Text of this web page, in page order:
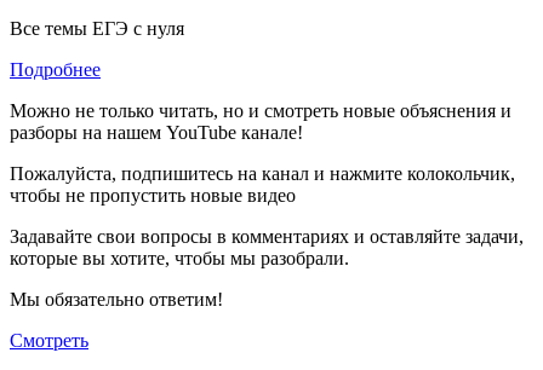
Все темы ЕГЭ с нуля
Подробнее
Можно не только читать, но и смотреть новые объяснения и
разборы на нашем YouTube канале!
Пожалуйста, подпишитесь на канал и нажмите колокольчик,
чтобы не пропустить новые видео
Задавайте свои вопросы в комментариях и оставляйте задачи,
которые вы хотите, чтобы мы разобрали.
Мы обязательно ответим!
Смотреть